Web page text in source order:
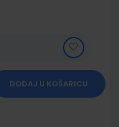
DODAJ U KOŠARICU